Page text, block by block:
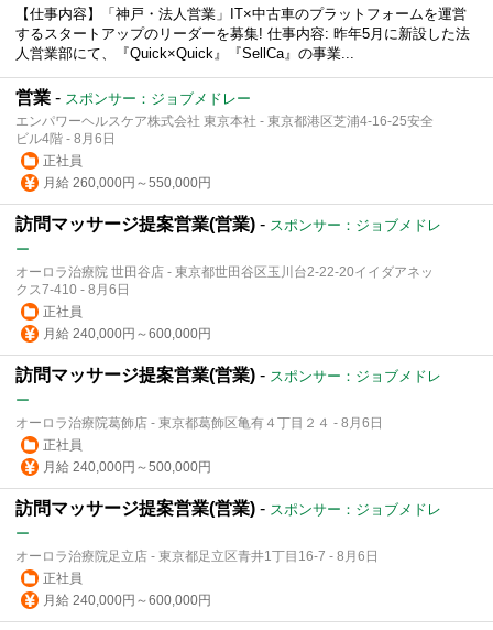
【仕事内容】「神戸・法人営業」IT×中古車のプラットフォームを運営
するスタートアップのリーダーを募集! 仕事内容: 昨年5月に新設した法
人営業部にて、『Quick×Quick』『SellCa』の事業...
営業 - スポンサー：ジョブメドレー
エンパワーヘルスケア株式会社 東京本社 - 東京都港区芝浦4-16-25安全
ビル4階 - 8月6日
正社員
月給 260,000円～550,000円
訪問マッサージ提案営業(営業) - スポンサー：ジョブメドレ
ー
オーロラ治療院 世田谷店 - 東京都世田谷区玉川台2-22-20イイダアネッ
クス7-410 - 8月6日
正社員
月給 240,000円～600,000円
訪問マッサージ提案営業(営業) - スポンサー：ジョブメドレ
ー
オーロラ治療院葛飾店 - 東京都葛飾区亀有４丁目２４ - 8月6日
正社員
月給 240,000円～500,000円
訪問マッサージ提案営業(営業) - スポンサー：ジョブメドレ
ー
オーロラ治療院足立店 - 東京都足立区青井1丁目16‐7 - 8月6日
正社員
月給 240,000円～600,000円